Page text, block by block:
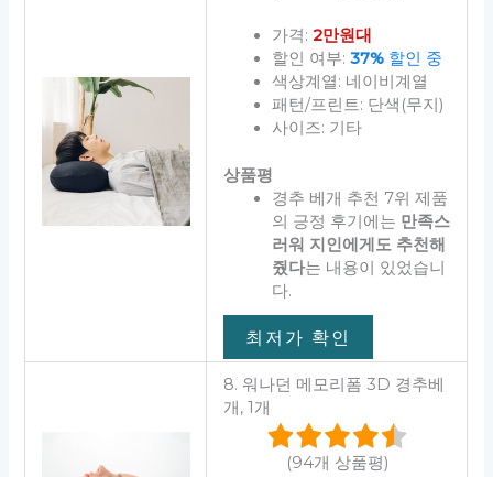
가격: 2만원대
할인 여부: 37%할인 중
색상계열: 네이비계열
패턴/프린트: 단색(무지)
사이즈: 기타
상품평
경추 베개 추천 7위 제품
의 긍정 후기에는 만족스
러워 지인에게도 추천해
줬다는 내용이 있었습니
다.
최저가 확인
8. 워나던 메모리폼 3D 경추베
개, 1개
(94개 상품평)